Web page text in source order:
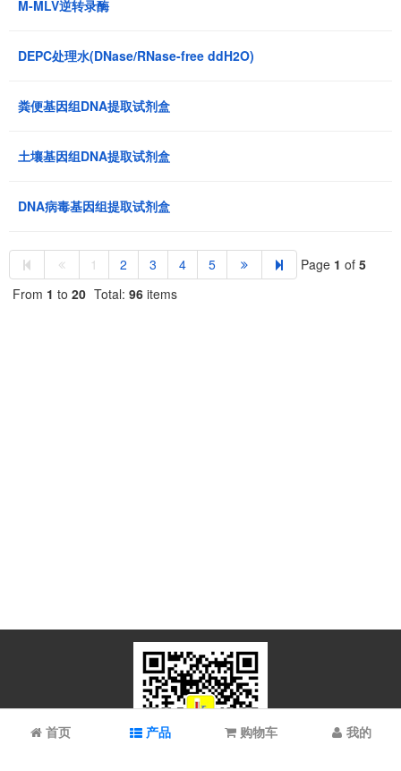
M-MLV逆转录酶
DEPC处理水(DNase/RNase-free ddH2O)
粪便基因组DNA提取试剂盒
土壤基因组DNA提取试剂盒
DNA病毒基因组提取试剂盒
1 2 3 4 5 Page 1 of 5
From 1 to 20 Total: 96 items
首页 产品 购物车 我的